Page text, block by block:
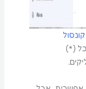
(*)